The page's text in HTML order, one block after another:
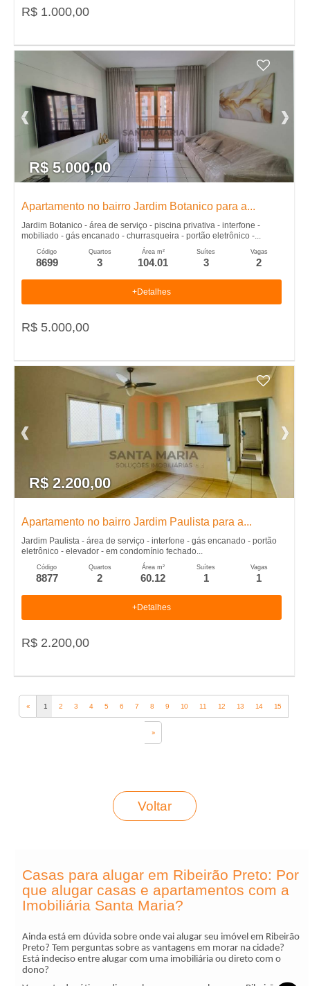
R$ 1.000,00
R$ 5.000,00
Apartamento no bairro Jardim Botanico para a...
Jardim Botanico - área de serviço - piscina privativa - interfone -
mobiliado - gás encanado - churrasqueira - portão eletrônico -...
Código
8699
Quartos
3
Área m²
104.01
Suítes
3
Vagas
2
+Detalhes
R$ 5.000,00
R$ 2.200,00
Apartamento no bairro Jardim Paulista para a...
Jardim Paulista - área de serviço - interfone - gás encanado - portão
eletrônico - elevador - em condomínio fechado...
Código
8877
Quartos
2
Área m²
60.12
Suítes
1
Vagas
1
+Detalhes
R$ 2.200,00
‹‹ 1 2 3 4 5 6 7 8 9 10 11 12 13 14 15
››
Voltar
Casas para alugar em Ribeirão Preto: Por
que alugar casas e apartamentos com a
Imobiliária Santa Maria?
Ainda está em dúvida sobre onde vai alugar seu imóvel em Ribeirão
Preto? Tem perguntas sobre as vantagens em morar na cidade?
Está indeciso entre alugar com uma imobiliária ou direto com o
dono?